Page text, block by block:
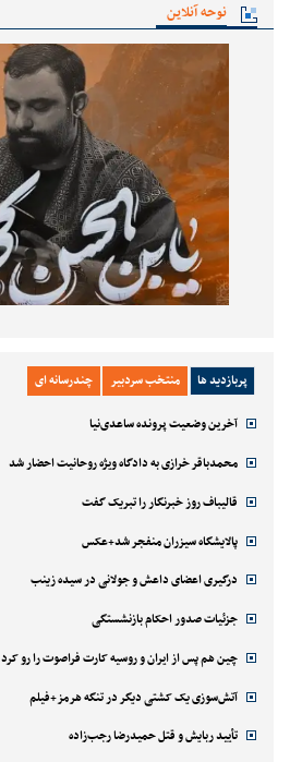
نوحه آنلاین
پربازدید ها منتخب سردبیر چندرسانه ای
آخرین وضعیت پرونده ساعدی‌نیا
محمدباقر خرازی به دادگاه ویژه روحانیت احضار شد
قالیباف روز خبرنگار را تبریک گفت
پالایشگاه سیزران منفجر شد+عکس
درگیری اعضای داعش و جولانی در سیده زینب
جزئیات صدور احکام بازنشستگی
چین هم پس از ایران و روسیه کارت فراصوت را رو کرد
آتش‌سوزی یک کشتی دیگر در تنگه هرمز+فیلم
تأیید ربایش و قتل حمیدرضا رجب‌زاده